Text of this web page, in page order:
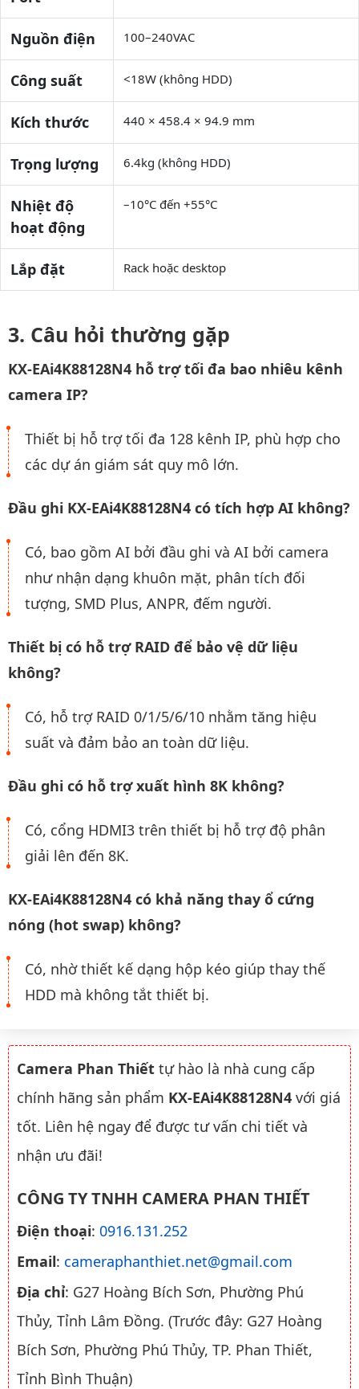
Nguồn điện 100–240VAC
Công suất <18W (không HDD)
Kích thước 440 × 458.4 × 94.9 mm
Trọng lượng 6.4kg (không HDD)
Nhiệt độ
hoạt động
–10°C đến +55°C
Lắp đặt Rack hoặc desktop
Câu hỏi thường gặp
KX-EAi4K88128N4 hỗ trợ tối đa bao nhiêu kênh
camera IP?
Thiết bị hỗ trợ tối đa 128 kênh IP, phù hợp cho
các dự án giám sát quy mô lớn.
Đầu ghi KX-EAi4K88128N4 có tích hợp AI không?
Có, bao gồm AI bởi đầu ghi và AI bởi camera
như nhận dạng khuôn mặt, phân tích đối
tượng, SMD Plus, ANPR, đếm người.
Thiết bị có hỗ trợ RAID để bảo vệ dữ liệu
không?
Có, hỗ trợ RAID 0/1/5/6/10 nhằm tăng hiệu
suất và đảm bảo an toàn dữ liệu.
Đầu ghi có hỗ trợ xuất hình 8K không?
Có, cổng HDMI3 trên thiết bị hỗ trợ độ phân
giải lên đến 8K.
KX-EAi4K88128N4 có khả năng thay ổ cứng
nóng (hot swap) không?
Có, nhờ thiết kế dạng hộp kéo giúp thay thế
HDD mà không tắt thiết bị.
Camera Phan Thiết tự hào là nhà cung cấp
chính hãng sản phẩm KX-EAi4K88128N4 với giá
tốt. Liên hệ ngay để được tư vấn chi tiết và
nhận ưu đãi!
CÔNG TY TNHH CAMERA PHAN THIẾT
Điện thoại: 0916.131.252
Email: cameraphanthiet.net@gmail.com
Địa chỉ: G27 Hoàng Bích Sơn, Phường Phú
Thủy, Tỉnh Lâm Đồng. (Trước đây: G27 Hoàng
Bích Sơn, Phường Phú Thủy, TP. Phan Thiết,
Tỉnh Bình Thuận)